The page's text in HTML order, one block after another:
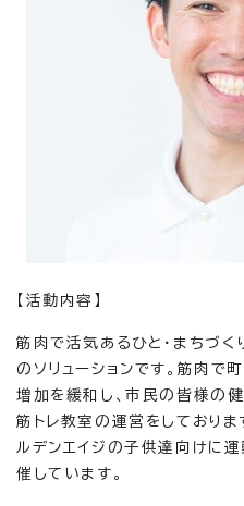
【活動内容】
筋肉で活気あるひと・まちづ
のソリューションです。筋肉で
増加を緩和し、市民の皆様の
筋トレ教室の運営をしておりま
ルデンエイジの子供達向けに
催しています。